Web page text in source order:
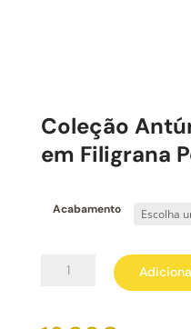
Coleção
em Filigrana
Acabamento
Quantidade